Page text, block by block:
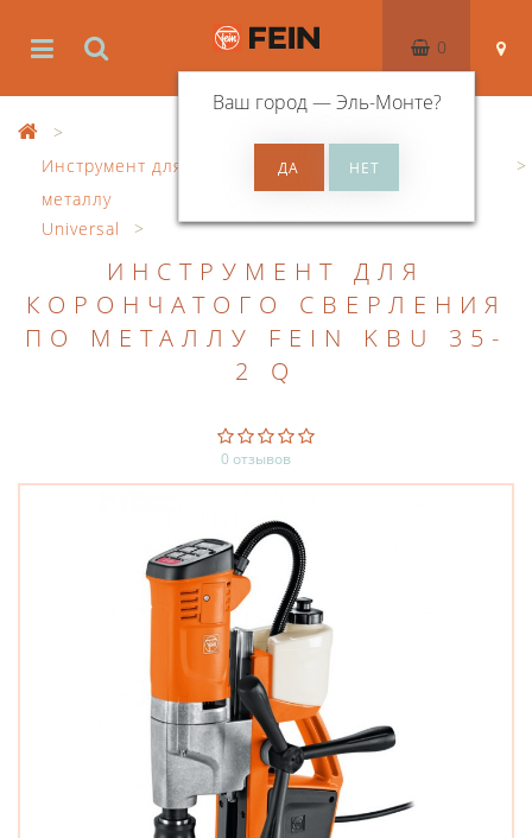
Ваш город —Эль-Монте?
0
Инструмент для корончатого сверление по
металлу
Universal
ИНСТРУМЕНТ ДЛЯ
КОРОНЧАТОГО СВЕРЛЕНИЯ
ПО МЕТАЛЛУ FEIN KBU 35-
2 Q
0 отзывов